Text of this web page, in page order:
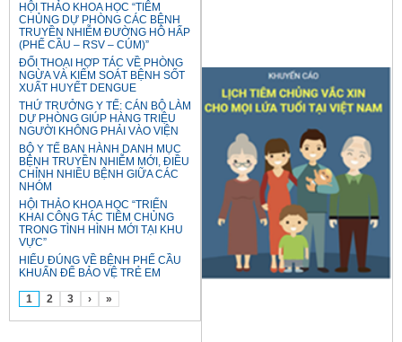
HỘI THẢO KHOA HỌC “TIÊM
CHỦNG DỰ PHÒNG CÁC BỆNH
TRUYỀN NHIỄM ĐƯỜNG HÔ HẤP
(PHẾ CẦU – RSV – CÚM)”
ĐỐI THOẠI HỢP TÁC VỀ PHÒNG
NGỪA VÀ KIỂM SOÁT BỆNH SỐT
XUẤT HUYẾT DENGUE
THỨ TRƯỞNG Y TẾ: CÁN BỘ LÀM
DỰ PHÒNG GIÚP HÀNG TRIỆU
NGƯỜI KHÔNG PHẢI VÀO VIỆN
BỘ Y TẾ BAN HÀNH DANH MỤC
BỆNH TRUYỀN NHIỄM MỚI, ĐIỀU
CHỈNH NHIỀU BỆNH GIỮA CÁC
NHÓM
HỘI THẢO KHOA HỌC “TRIỂN
KHAI CÔNG TÁC TIÊM CHỦNG
TRONG TÌNH HÌNH MỚI TẠI KHU
VỰC”
HIỂU ĐÚNG VỀ BỆNH PHẾ CẦU
KHUẨN ĐỂ BẢO VỆ TRẺ EM
1 2 3 › »